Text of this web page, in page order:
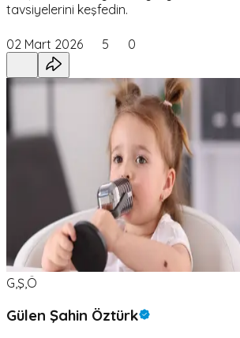
tavsiyelerini keşfedin.
02 Mart 2026 5 0
G,Ş,Ö
Gülen Şahin Öztürk